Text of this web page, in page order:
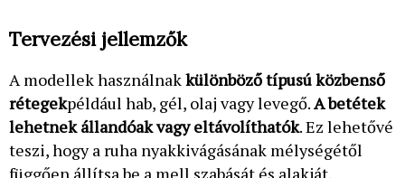
Tervezési jellemzők
A modellek használnakkülönböző típusú közbenső
rétegekpéldául hab, gél, olaj vagy levegő.A betétek
lehetnek állandóak vagy eltávolíthatók. Ez lehetővé
teszi, hogy a ruha nyakkivágásának mélységétől
függően állítsa be a mell szabását és alakját.